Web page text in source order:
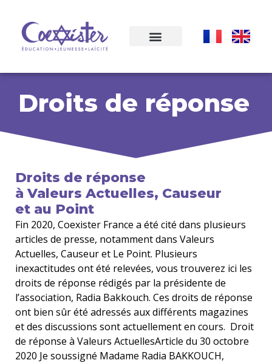
Droits de réponse
Droits de réponse
à Valeurs Actuelles, Causeur
et au Point
Fin 2020, Coexister France a été cité dans plusieurs
articles de presse, notamment dans Valeurs
Actuelles, Causeur et Le Point. Plusieurs
inexactitudes ont été relevées, vous trouverez ici les
droits de réponse rédigés par la présidente de
l’association, Radia Bakkouch. Ces droits de réponse
ont bien sûr été adressés aux différents magazines
et des discussions sont actuellement en cours. Droit
de réponse à Valeurs ActuellesArticle du 30 octobre
2020 Je soussigné Madame Radia BAKKOUCH,